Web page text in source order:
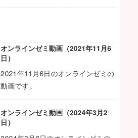
オンラインゼミ動画（2021年11月6
日）
2021年11月6日のオンラインゼミの
動画です。
オンラインゼミ動画（2024年3月2
日）